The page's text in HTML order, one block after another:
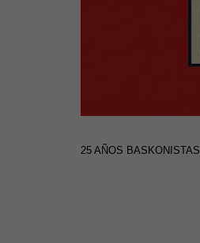
25 AÑOS BASKONISTAS